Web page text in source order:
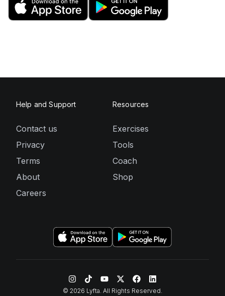
Help and Support
Contact us
Privacy
Terms
About
Careers
Resources
Exercises
Tools
Coach
Shop
© 2026 Lyfta. All Rights Reserved.